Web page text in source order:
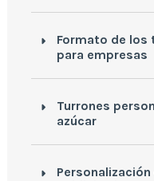
Formato de los
para empresas
Turrones
azúcar